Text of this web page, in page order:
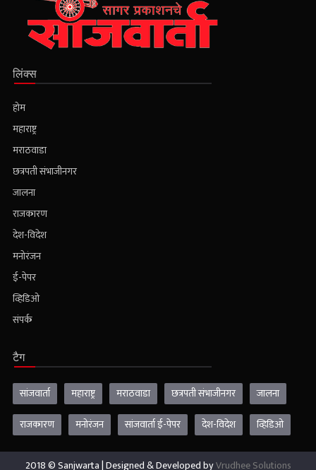
होम
महाराष्ट्र
मराठवाडा
छत्रपती संभाजीनगर
जालना
राजकारण
देश-विदेश
मनोरंजन
ई-पेपर
व्हिडिओ
सांजवार्ता महाराष्ट्र मराठवाडा छत्रपती संभाजीनगर
जालना
राजकारण
मनोरंजन सांजवार्ता ई-पेपर देश-विदेश व्हिडिओ